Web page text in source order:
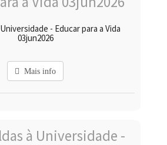
- Educar para a Vida
03jun2026
Mais info